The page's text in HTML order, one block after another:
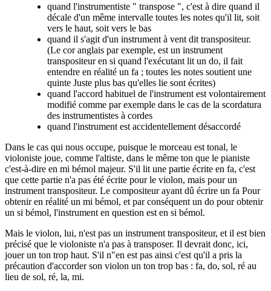
quand l'instrumentiste " transpose ", c'est à dire quand il
décale d'un même intervalle toutes les notes qu'il lit, soit
vers le haut, soit vers le bas
quand il s'agit d'un instrument à vent dit transpositeur.
(Le cor anglais par exemple, est un instrument
transpositeur en si quand l'exécutant lit un do, il fait
entendre en réalité un fa ; toutes les notes soutient une
quinte Juste plus bas qu'elles lie sont écrites)
quand l'accord habituel de l'instrument est volontairement
modifié comme par exemple dans le cas de la scordatura
des instrumentistes à cordes
quand l'instrument est accidentellement désaccordé
Dans le cas qui nous occupe, puisque le morceau est tonal, le
violoniste joue, comme l'altiste, dans le même ton que le pianiste
c'est-à-dire en mi bémol majeur. S'il lit une partie écrite en fa, c'est
que cette partie n'a pas été écrite pour le violon, mais pour un
instrument transpositeur. Le compositeur ayant dû écrire un fa Pour
obtenir en réalité un mi bémol, et par conséquent un do pour obtenir
un si bémol, l'instrument en question est en si bémol.
Mais le violon, lui, n'est pas un instrument transpositeur, et il est bien
précisé que le violoniste n'a pas à transposer. Il devrait donc, ici,
jouer un ton trop haut. S'il n"en est pas ainsi c'est qu'il a pris la
précaution d'accorder son violon un ton trop bas : fa, do, sol, ré au
lieu de sol, ré, la, mi.